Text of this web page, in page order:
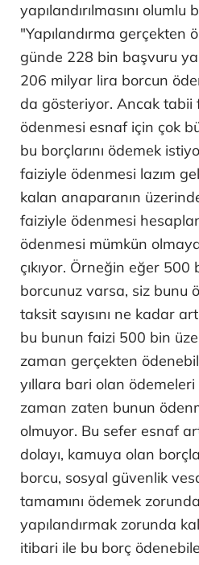
yapılandırılmasını
"Yapılandırma gerçekten
günde 228 bin başvuru
206 milyar lira borcun
da gösteriyor. Ancak tabii
ödenmesi esnaf için çok
bu borçlarını ödemek
faiziyle ödenmesi lazım
kalan anaparanın
faiziyle ödenmesi
ödenmesi mümkün
çıkıyor. Örneğin eğer
borcunuz varsa, siz bunu
taksit sayısını ne kadar
bu bunun faizi 500 bin
zaman gerçekten
yıllara bari olan
zaman zaten bunun
olmuyor. Bu sefer esnaf
dolayı, kamuya olan
borcu, sosyal güvenlik
tamamını ödemek
yapılandırmak zorunda
itibari ile bu borç